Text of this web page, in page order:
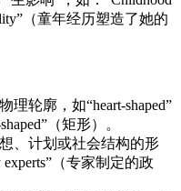
（童年经历塑造了她的
理轮廓，如“heart-shaped”
（矩形）。
、计划或社会结构的形
experts”（专家制定的政